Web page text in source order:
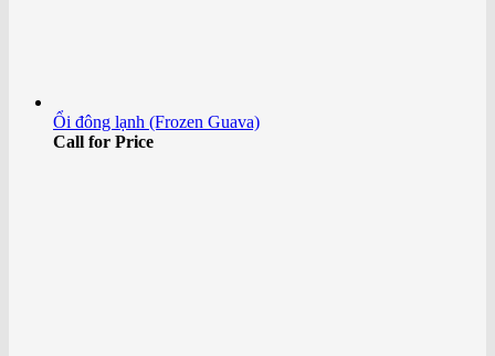
Ổi đông lạnh (Frozen Guava)
Call for Price